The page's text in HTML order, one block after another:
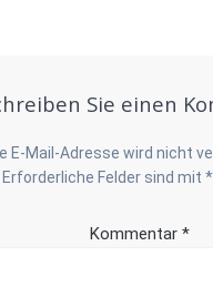
Sie einen
E-Mail-Adresse wird nicht
Erforderliche Felder sind mit *
Kommentar *